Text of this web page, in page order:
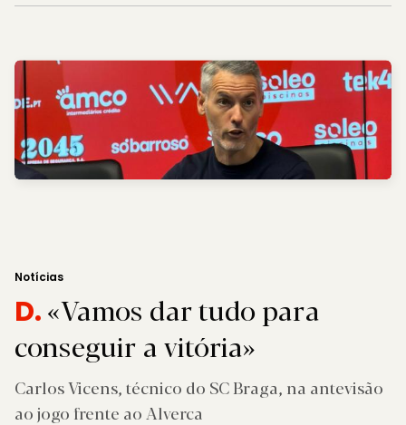
Notícias
D.«Vamos dar tudo para
conseguir a vitória»
Carlos Vicens, técnico do SC Braga, na antevisão
ao jogo frente ao Alverca